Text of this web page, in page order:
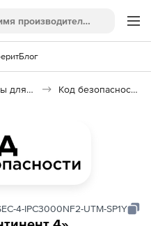
Блог
Программы для защиты информации Код безопасности: «Континент 4»
4-IPC3000NF2-UTM-SP1Y